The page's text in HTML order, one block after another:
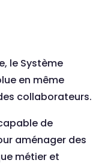
le Système
en même
collaborateurs.
de
aménager des
métier et